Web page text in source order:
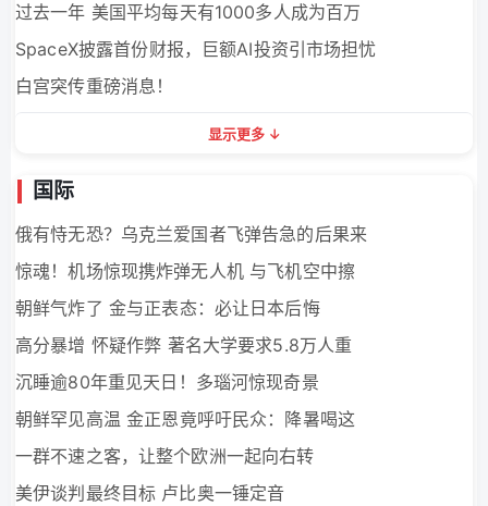
过去一年 美国平均每天有1000多人成为百万
SpaceX披露首份财报，巨额AI投资引市场担忧
白宫突传重磅消息！
显示更多
国际
俄有恃无恐？乌克兰爱国者飞弹告急的后果来
惊魂！机场惊现携炸弹无人机 与飞机空中擦
朝鲜气炸了 金与正表态：必让日本后悔
高分暴增 怀疑作弊 著名大学要求5.8万人重
沉睡逾80年重见天日！多瑙河惊现奇景
朝鲜罕见高温 金正恩竟呼吁民众：降暑喝这
一群不速之客，让整个欧洲一起向右转
美伊谈判最终目标 卢比奥一锤定音